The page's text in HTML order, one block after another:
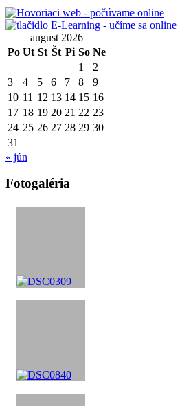
august 2026
Po Ut St Št Pi So Ne
1
2
3
4 5 6 7 8
9
10 11 12 13 14 15 16
17 18 19 20 21 22 23
24 25 26 27 28 29 30
31
« jún
Fotogaléria